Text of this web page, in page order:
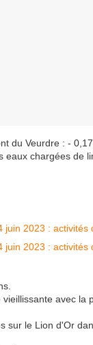
du Veurdre : -
eaux chargées de
avec la
sur le Lion d'Or